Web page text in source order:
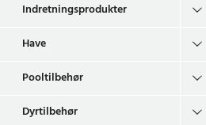
Indretningsprodukter
Have
Pooltilbehør
Dyrtilbehør